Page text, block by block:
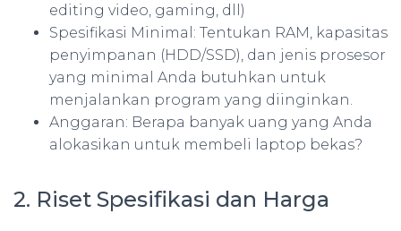
editing video, gaming, dll)
Spesifikasi Minimal: Tentukan RAM, kapasitas
penyimpanan (HDD/SSD), dan jenis prosesor
yang minimal Anda butuhkan untuk
menjalankan program yang diinginkan.
Anggaran: Berapa banyak uang yang Anda
alokasikan untuk membeli laptop bekas?
2. Riset Spesifikasi dan Harga